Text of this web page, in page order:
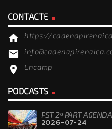
CONTACTE
home https://
email
location_on Encamp
PODCASTS
PST 2ª PART
2026-07-24